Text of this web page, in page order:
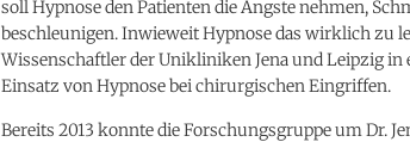
soll Hypnose den Patienten die Ängste nehmen,
beschleunigen. Inwieweit Hypnose das wirklich zu
Wissenschaftler der Unikliniken Jena und Leipzig
Einsatz von Hypnose bei chirurgischen Eingriffen.
Bereits 2013 konnte die Forschungsgruppe um Dr.